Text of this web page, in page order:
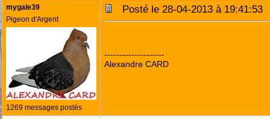
mygale39
Pigeon d'Argent
1269 messages postés
Posté le 28-04-2013 à
--------------------
Alexandre CARD